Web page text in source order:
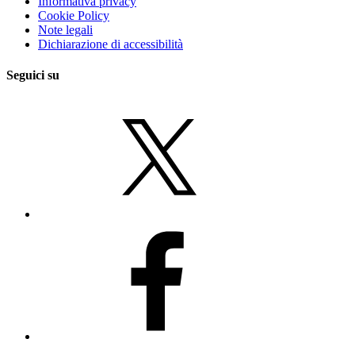
Cookie Policy
Note legali
Dichiarazione di accessibilità
Seguici su